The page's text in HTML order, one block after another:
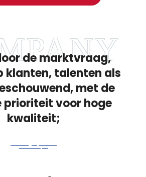
de marktvraag,
klanten, talenten als
met de
prioriteit voor hoge
kwaliteit;